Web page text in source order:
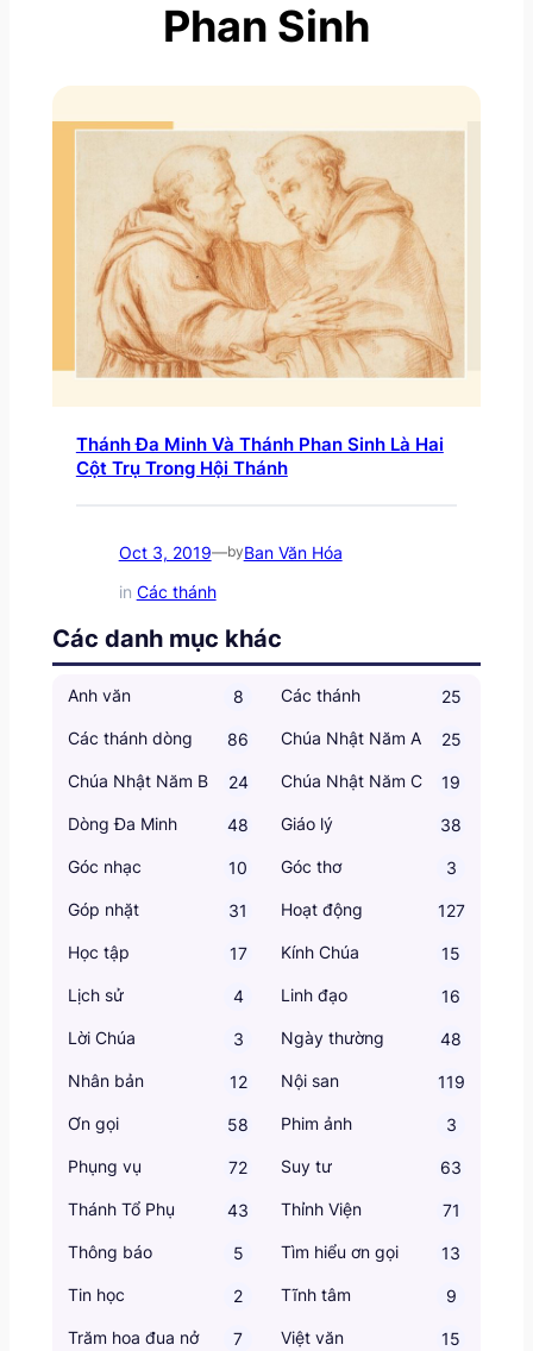
Phan Sinh
Thánh Đa Minh Và Thánh Phan Sinh Là Hai
Cột Trụ Trong Hội Thánh
Oct 3, 2019—byBan Văn Hóa
in Các thánh
Các danh mục khác
Anh văn 8 Các thánh 25
Các thánh dòng 86 Chúa Nhật Năm A 25
Chúa Nhật Năm B 24 Chúa Nhật Năm C 19
Dòng Đa Minh 48 Giáo lý 38
Góc nhạc 10 Góc thơ 3
Góp nhặt 31 Hoạt động 127
Học tập 17 Kính Chúa 15
Lịch sử 4 Linh đạo 16
Lời Chúa 3 Ngày thường 48
Nhân bản 12 Nội san 119
Ơn gọi 58 Phim ảnh 3
Phụng vụ 72 Suy tư 63
Thánh Tổ Phụ 43 Thỉnh Viện 71
Thông báo 5 Tìm hiểu ơn gọi 13
Tin học 2 Tĩnh tâm 9
Trăm hoa đua nở 7 Việt văn 15